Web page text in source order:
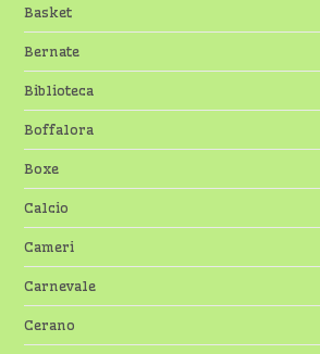
Basket
Bernate
Biblioteca
Boffalora
Boxe
Calcio
Cameri
Carnevale
Cerano